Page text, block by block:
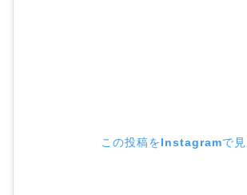
この投稿をInstagramで見